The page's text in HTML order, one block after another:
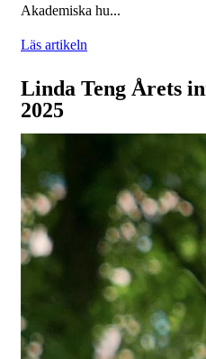
Akademiska hu...
Läs artikeln
Linda Teng Årets
2025